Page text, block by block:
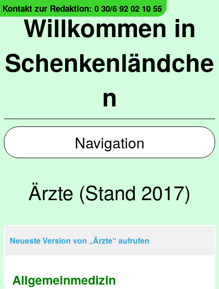
Willkommen in
Schenkenländche
n
Kontakt zur Redaktion: 0 30/6 92 02 10 55
Navigation
Ärzte (Stand 2017)
Neueste Version von „Ärzte“ aufrufen
Allgemeinmedizin